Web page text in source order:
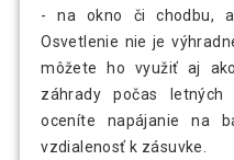
- na okno či chodbu,
Osvetlenie nie je
môžete ho využiť aj
záhrady počas letných
oceníte napájanie na
vzdialenosť k zásuvke.